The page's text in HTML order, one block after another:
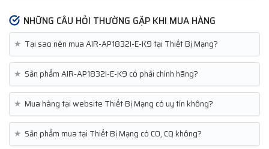
NHỮNG CÂU HỎI THƯỜNG GẶP KHI MUA HÀNG
★ Tại sao nên mua AIR-AP1832I-E-K9 tại Thiết Bị Mạng?
★ Sản phẩm AIR-AP1832I-E-K9 có phải chính hãng?
★ Mua hàng tại website Thiết Bị Mạng có uy tín không?
★ Sản phẩm mua tại Thiết Bị Mạng có CO, CQ không?